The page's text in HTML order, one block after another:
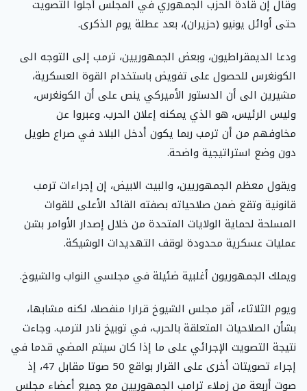
وقال إن قادة الحزب الجمهوري في المجلس أجلوا التصويت
حتى أوائل يونيو (حزيران)، بعد عطلة يوم الذكرى.
ودعا الديمقراطيون، وبعض الجمهوريين، ترمب إلى التوجه الى
الكونغرس للحصول على تفويض باستخدام القوة العسكرية،
مشيرين الى أن الدستور الأميركي ينص على أن الكونغرس،
وليس الرئيس، هو الذي يمكنه إعلان الحرب. وعبروا عن
مخاوفهم من أن ترمب ربما يكون أدخل البلاد في صراع طويل
دون وضع استراتيجية واضحة.
ويقول معظم الجمهوريين، والبيت الابيض، إن إجراءات ترمب
قانونية وتقع ضمن صلاحياته بصفته القائد الأعلى للقوات
المسلحة لحماية الولايات المتحدة من خلال إصدار الأوامر بشن
عمليات عسكرية محدودة لوقف التهديدات الوشيكة.
ويملك الجمهوريون أغلبية ضئيلة في مجلسي النواب والشيوخ.
ويوم الثلاثاء، أقر مجلس الشيوخ قرارا منفصلا، لكنه مشابها،
بشأن الصلاحيات المتعلقة بالحرب، في توبيخ نادر لترمب. وجاءت
نتيجة التصويت الإجرائي على ما إذا كان سيتم المضي قدما في
إجراء تصويتات أخرى على القرار بواقع 50 صوتا مقابل 47، إذ
صوت أربعة من زملاء ترامب الجمهوريين مع جميع أعضاء مجلس